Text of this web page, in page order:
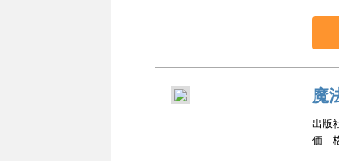
魔
出版
価